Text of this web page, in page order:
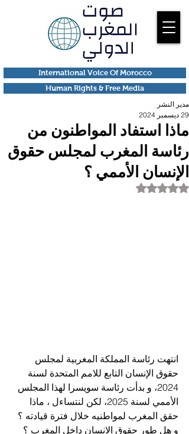
Human Rights & Free Media
International Voice Of Morocco
ماذا استفاد المواطنون من
رئاسة المغرب لمجلس حقوق
الإنسان الأممي ؟
مدير النشر
29 ديسمبر 2024
تم التقييم بـ ليس رقمًا من أصل 5 نجوم.
انتهت رئاسة المملكة المغربية لمجلس
حقوق الإنسان التابع للامم المتحدة لسنة
2024، و بدأت رئاسة سويسرا لهذا المجلس
الأممي لسنة 2025، لكن لنتساءل ، ماذا
حقق المغرب لمواطنيه خلال فترة قيادته ؟
و هل طور حقوق الانسان داخل المغرب ؟